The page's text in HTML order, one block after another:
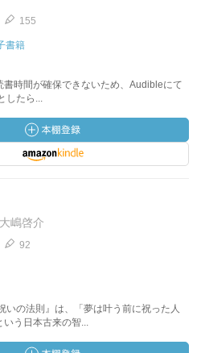
155
書籍
書時間が確保できないため、Audibleにて
したら...
嶋啓介
92
いの法則』は、「夢は叶う前に祝った人
いう日本古来の智...